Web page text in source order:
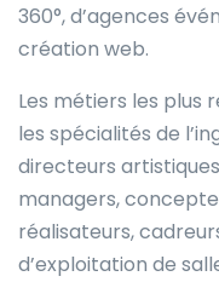
360°, d’agences
création web.
Les métiers les plus
les spécialités de
directeurs
managers,
réalisateurs,
d’exploitation de